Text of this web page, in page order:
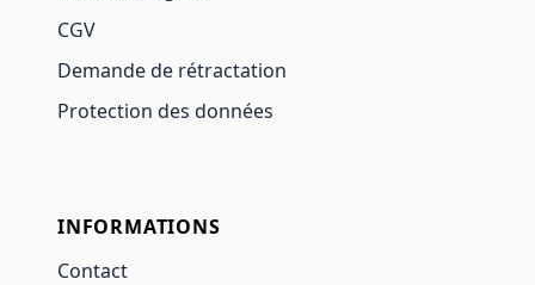
CGV
Demande de rétractation
Protection des données
INFORMATIONS
Contact